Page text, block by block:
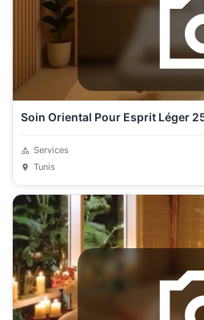
Soin Oriental Pour Esprit Léger
Services
Tunis